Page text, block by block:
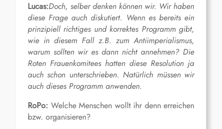
Lucas:Doch, selber denken können wir. Wir haben
diese Frage auch diskutiert. Wenn es bereits ein
prinzipiell richtiges und korrektes Programm gibt,
wie in diesem Fall z.B. zum Antiimperialismus,
warum sollten wir es dann nicht annehmen? Die
Roten Frauenkomitees hatten diese Resolution ja
auch schon unterschrieben. Natürlich müssen wir
auch dieses Programm anwenden.
RoPo: Welche Menschen wollt ihr denn erreichen
bzw. organisieren?